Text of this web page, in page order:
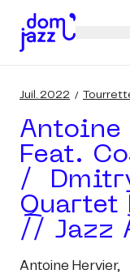
Juil. 2022
Antoine
Feat.
/
Quartet
// Jazz
Antoine Hervier,